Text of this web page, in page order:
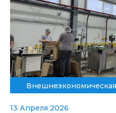
Внешнеэкономическая
13 Апреля 2026